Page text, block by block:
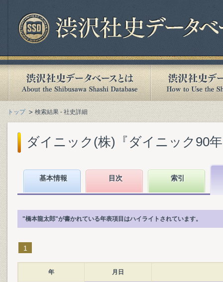
トップ 検索結果 - 社史詳細
ダイニック(株)『ダイニック90
基本情報 目次 索引
"橋本龍太郎"が書かれている年表項目はハイライトされています。
1
年 月日